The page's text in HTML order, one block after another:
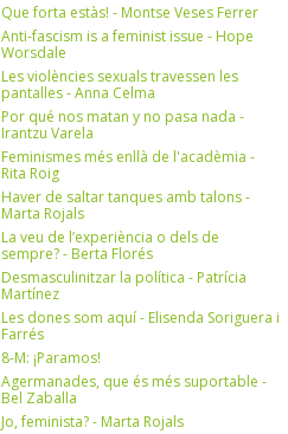
Que forta estàs! - Montse Veses Ferrer
Anti-fascism is a feminist issue - Hope
Worsdale
Les violències sexuals travessen les
pantalles - Anna Celma
Por qué nos matan y no pasa nada -
Irantzu Varela
Feminismes més enllà de l'acadèmia -
Rita Roig
Haver de saltar tanques amb talons -
Marta Rojals
La veu de l’experiència o dels de
sempre? - Berta Florés
Desmasculinitzar la política - Patrícia
Martínez
Les dones som aquí - Elisenda Soriguera i
Farrés
8-M: ¡Paramos!
Agermanades, que és més suportable -
Bel Zaballa
Jo, feminista? - Marta Rojals